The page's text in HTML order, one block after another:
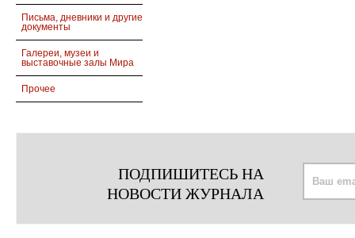
Письма, дневники и другие
документы
Галереи, музеи и
выставочные залы Мира
Прочее
ПОДПИШИТЕСЬ НА
НОВОСТИ ЖУРНАЛА